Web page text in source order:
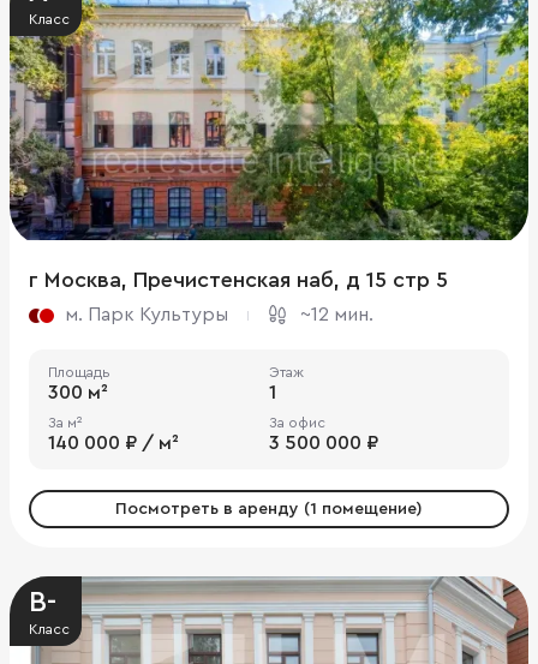
Класс
г Москва, Пречистенская наб, д 15 стр 5
м. Парк Культуры ~12 мин.
Площадь
300 м²
Этаж
1
За м²
140 000 ₽ / м²
За офис
3 500 000 ₽
Посмотреть в аренду (1 помещение)
B-
Класс